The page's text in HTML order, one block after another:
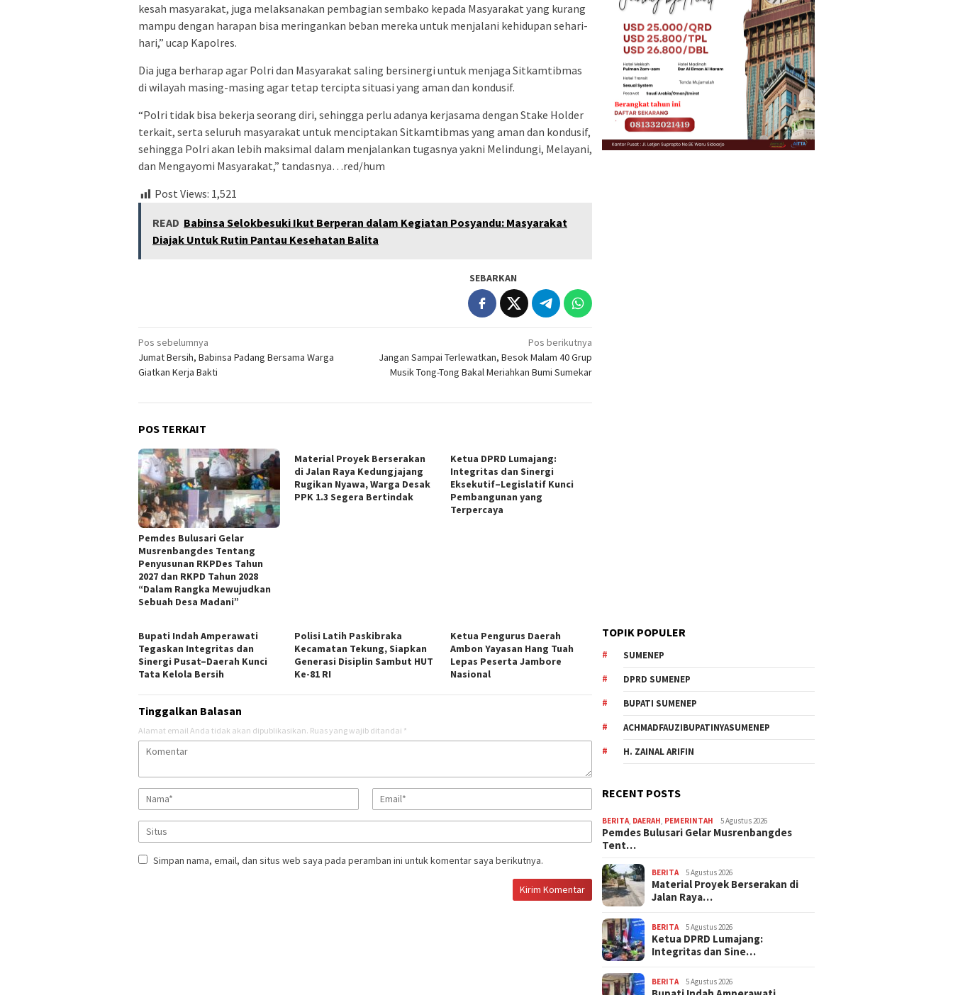
kesah masyarakat, juga melaksanakan pembagian sembako kepada Masyarakat yang kurang
mampu dengan harapan bisa meringankan beban mereka untuk menjalani kehidupan sehari-
hari,” ucap Kapolres.
Dia juga berharap agar Polri dan Masyarakat saling bersinergi untuk menjaga Sitkamtibmas
di wilayah masing-masing agar tetap tercipta situasi yang aman dan kondusif.
“Polri tidak bisa bekerja seorang diri, sehingga perlu adanya kerjasama dengan Stake Holder
terkait, serta seluruh masyarakat untuk menciptakan Sitkamtibmas yang aman dan kondusif,
sehingga Polri akan lebih maksimal dalam menjalankan tugasnya yakni Melindungi, Melayani,
dan Mengayomi Masyarakat,” tandasnya…red/hum
Post Views: 1,521
READ Babinsa Selokbesuki Ikut Berperan dalam Kegiatan Posyandu: Masyarakat
Diajak Untuk Rutin Pantau Kesehatan Balita
SEBARKAN
Navigasi
pos
Pos sebelumnya
Jumat Bersih, Babinsa Padang Bersama Warga
Giatkan Kerja Bakti
Pos berikutnya
Jangan Sampai Terlewatkan, Besok Malam 40 Grup
Musik Tong-Tong Bakal Meriahkan Bumi Sumekar
POS TERKAIT
Pemdes Bulusari Gelar
Musrenbangdes Tentang
Penyusunan RKPDes Tahun
2027 dan RKPD Tahun 2028
“Dalam Rangka Mewujudkan
Sebuah Desa Madani”
Material Proyek Berserakan
di Jalan Raya Kedungjajang
Rugikan Nyawa, Warga Desak
PPK 1.3 Segera Bertindak
Ketua DPRD Lumajang:
Integritas dan Sinergi
Eksekutif–Legislatif Kunci
Pembangunan yang
Terpercaya
Bupati Indah Amperawati
Tegaskan Integritas dan
Sinergi Pusat–Daerah Kunci
Tata Kelola Bersih
Polisi Latih Paskibraka
Kecamatan Tekung, Siapkan
Generasi Disiplin Sambut HUT
Ke-81 RI
Ketua Pengurus Daerah
Ambon Yayasan Hang Tuah
Lepas Peserta Jambore
Nasional
Tinggalkan Balasan
Alamat email Anda tidak akan dipublikasikan. Ruas yang wajib ditandai *
Simpan nama, email, dan situs web saya pada peramban ini untuk komentar saya berikutnya.
TOPIK POPULER
SUMENEP
DPRD SUMENEP
BUPATI SUMENEP
ACHMADFAUZIBUPATINYASUMENEP
H. ZAINAL ARIFIN
RECENT POSTS
BERITA, DAERAH, PEMERINTAH 5 Agustus 2026
Pemdes Bulusari Gelar Musrenbangdes
Tent…
BERITA 5 Agustus 2026
Material Proyek Berserakan di
Jalan Raya…
BERITA 5 Agustus 2026
Ketua DPRD Lumajang:
Integritas dan Sine…
BERITA 5 Agustus 2026